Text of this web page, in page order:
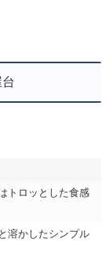
トロッとした食感
溶かしたシンプル